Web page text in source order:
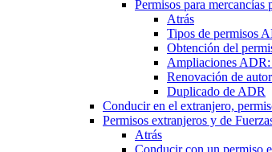
Permisos para
Atrás
Tipos de permisos
Obtención del
Ampliaciones ADR:
Renovación de
Duplicado de ADR
Conducir en el extranjero,
Permisos extranjeros y de
Atrás